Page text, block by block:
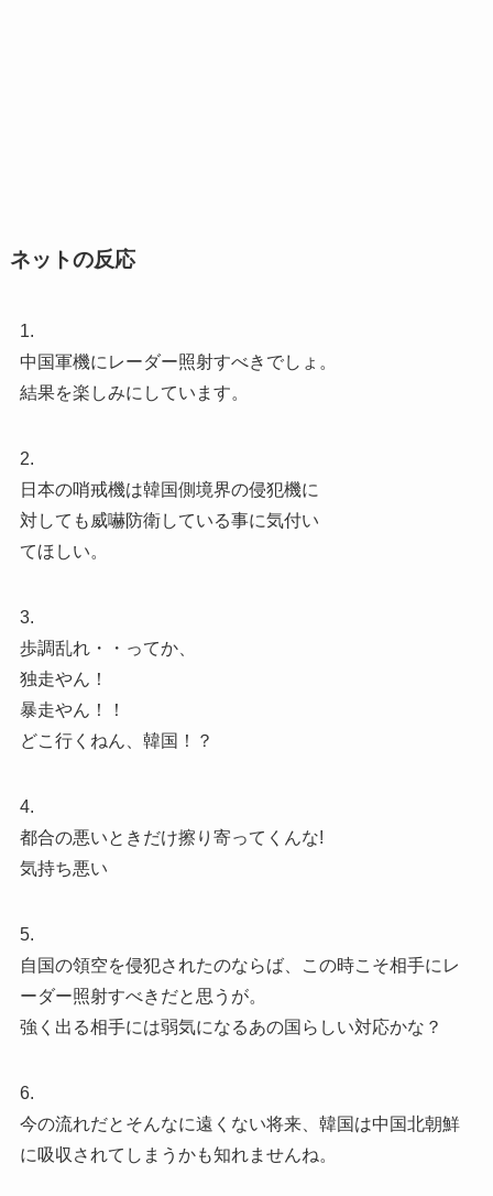
ネットの反応
1.
中国軍機にレーダー照射すべきでしょ。
結果を楽しみにしています。
2.
日本の哨戒機は韓国側境界の侵犯機に
対しても威嚇防衛している事に気付い
てほしい。
3.
歩調乱れ・・ってか、
独走やん！
暴走やん！！
どこ行くねん、韓国！？
4.
都合の悪いときだけ擦り寄ってくんな!
気持ち悪い
5.
自国の領空を侵犯されたのならば、この時こそ相手にレ
ーダー照射すべきだと思うが。
強く出る相手には弱気になるあの国らしい対応かな？
6.
今の流れだとそんなに遠くない将来、韓国は中国北朝鮮
に吸収されてしまうかも知れませんね。